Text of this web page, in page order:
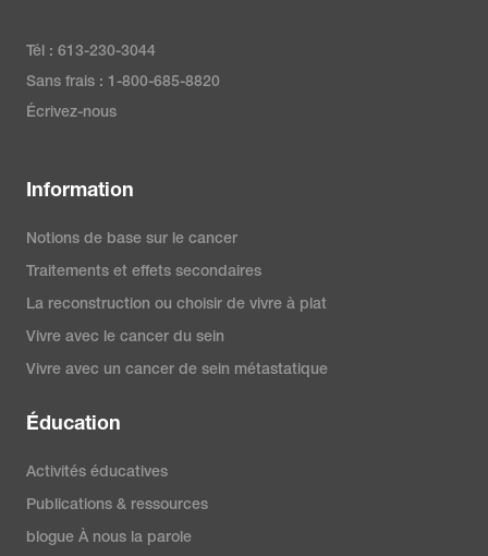
Tél : 613-230-3044
Sans frais : 1-800-685-8820
Écrivez-nous
Information
Notions de base sur le cancer
Traitements et effets secondaires
La reconstruction ou choisir de vivre à plat
Vivre avec le cancer du sein
Vivre avec un cancer de sein métastatique
Éducation
Activités éducatives
Publications & ressources
blogue À nous la parole